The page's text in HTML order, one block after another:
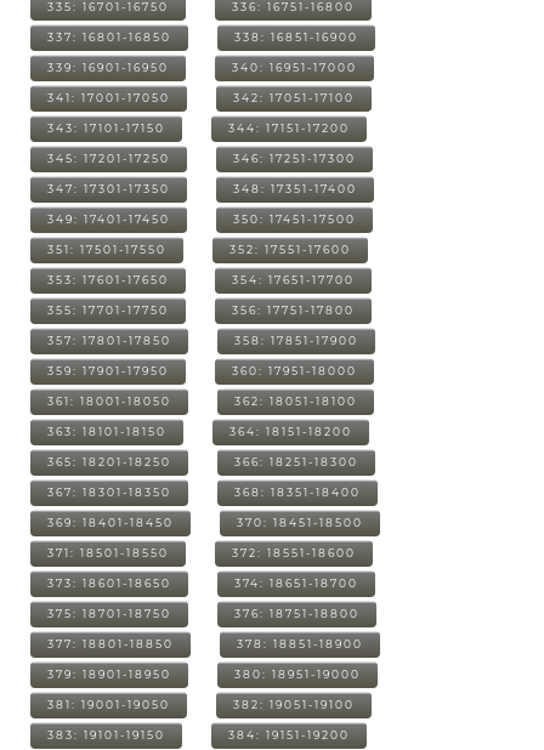
335: 16701-16750 336: 16751-16800
337: 16801-16850 338: 16851-16900
339: 16901-16950 340: 16951-17000
341: 17001-17050 342: 17051-17100
343: 17101-17150 344: 17151-17200
345: 17201-17250 346: 17251-17300
347: 17301-17350 348: 17351-17400
349: 17401-17450 350: 17451-17500
351: 17501-17550 352: 17551-17600
353: 17601-17650 354: 17651-17700
355: 17701-17750 356: 17751-17800
357: 17801-17850 358: 17851-17900
359: 17901-17950 360: 17951-18000
361: 18001-18050 362: 18051-18100
363: 18101-18150 364: 18151-18200
365: 18201-18250 366: 18251-18300
367: 18301-18350 368: 18351-18400
369: 18401-18450 370: 18451-18500
371: 18501-18550 372: 18551-18600
373: 18601-18650 374: 18651-18700
375: 18701-18750 376: 18751-18800
377: 18801-18850 378: 18851-18900
379: 18901-18950 380: 18951-19000
381: 19001-19050 382: 19051-19100
383: 19101-19150 384: 19151-19200